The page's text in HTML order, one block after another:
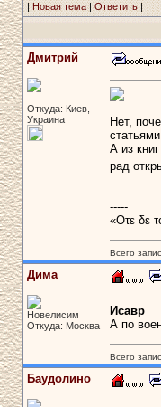
| Новая тема|Ответить|
Дмитрий
Откуда: Киев,
Украина
Нет,
А из
рад
-----
«Οτε δε
Всего
Дима
Новелисим
Откуда: Москва
Исавр
А по
Всего
Баудолино